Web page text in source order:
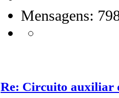
Mensagens:
Re: Circuito auxiliar